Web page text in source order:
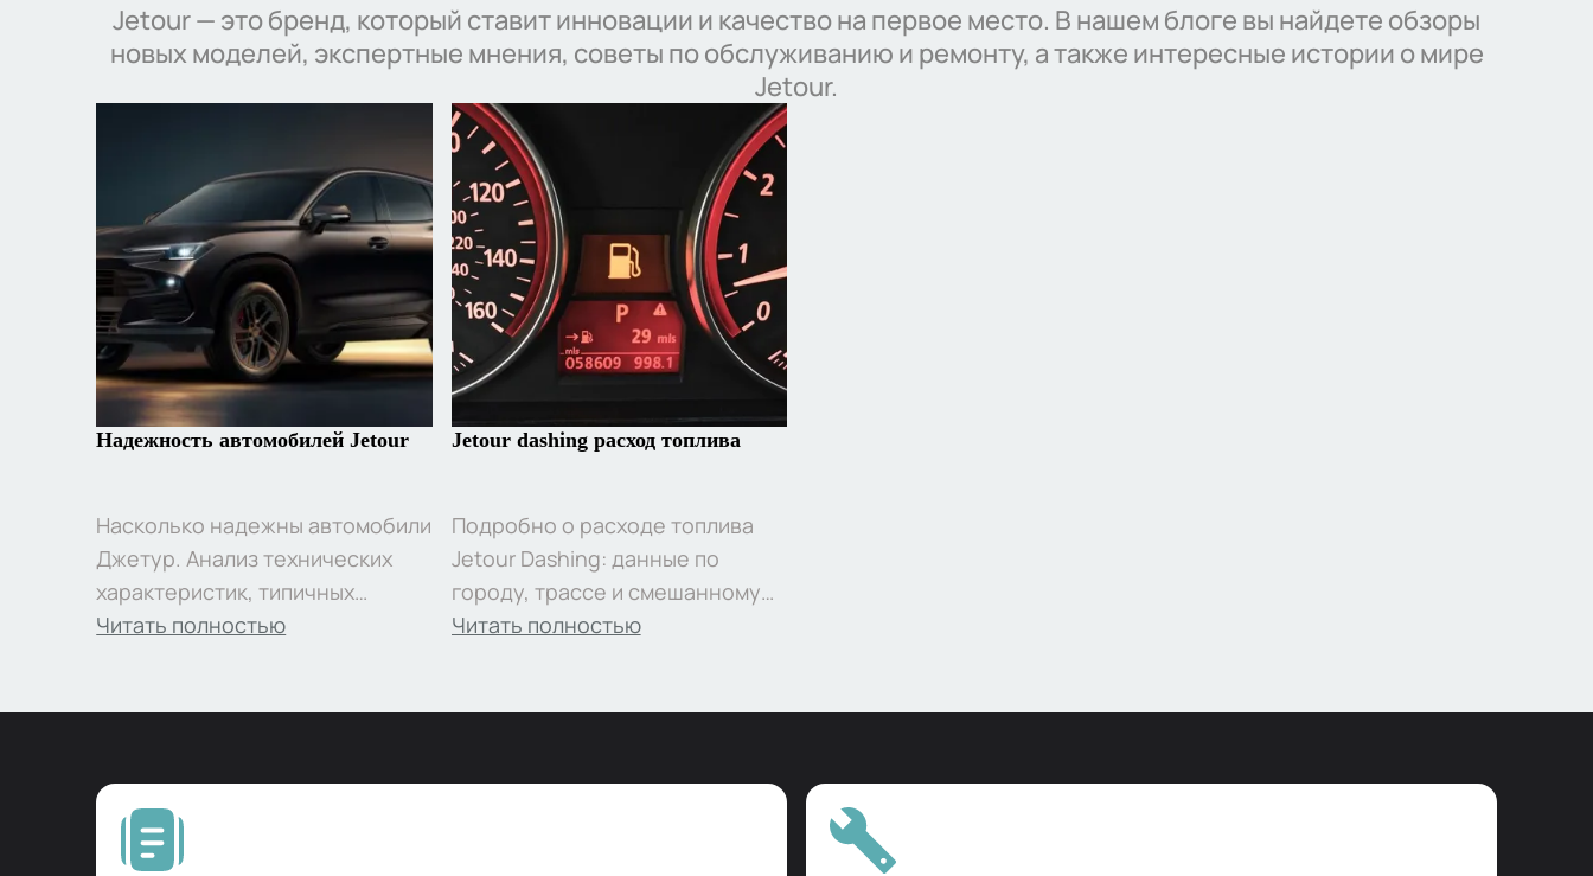
Отправить
Нажимая кнопку “Отправить”, я соглашаюсь на
персональных данных
Jetour — это бренд, который ставит инновации и качество на первое место. В нашем блоге вы найдете обзоры
новых моделей, экспертные мнения, советы по обслуживанию и ремонту, а также интересные истории о мире
Jetour.
Надежность автомобилей Jetour
Насколько надежны автомобили
Джетур. Анализ технических
характеристик, типичных
неисправностей, опыта
Читать полностью
Jetour dashing расход топлива
Подробно о расходе топлива
Jetour Dashing: данные по
городу, трассе и смешанному
циклу, реальные показатели
Читать полностью